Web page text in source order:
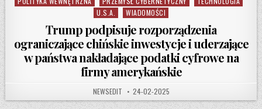
U.S.A.
WIADOMOŚCI
Trump podpisuje rozporządzenia
ograniczające chińskie inwestycje i uderzające
w państwa nakładające podatki cyfrowe na
firmy amerykańskie
AUTHOR:
NEWSEDIT PUBLISHED DATE:
24-02-2025